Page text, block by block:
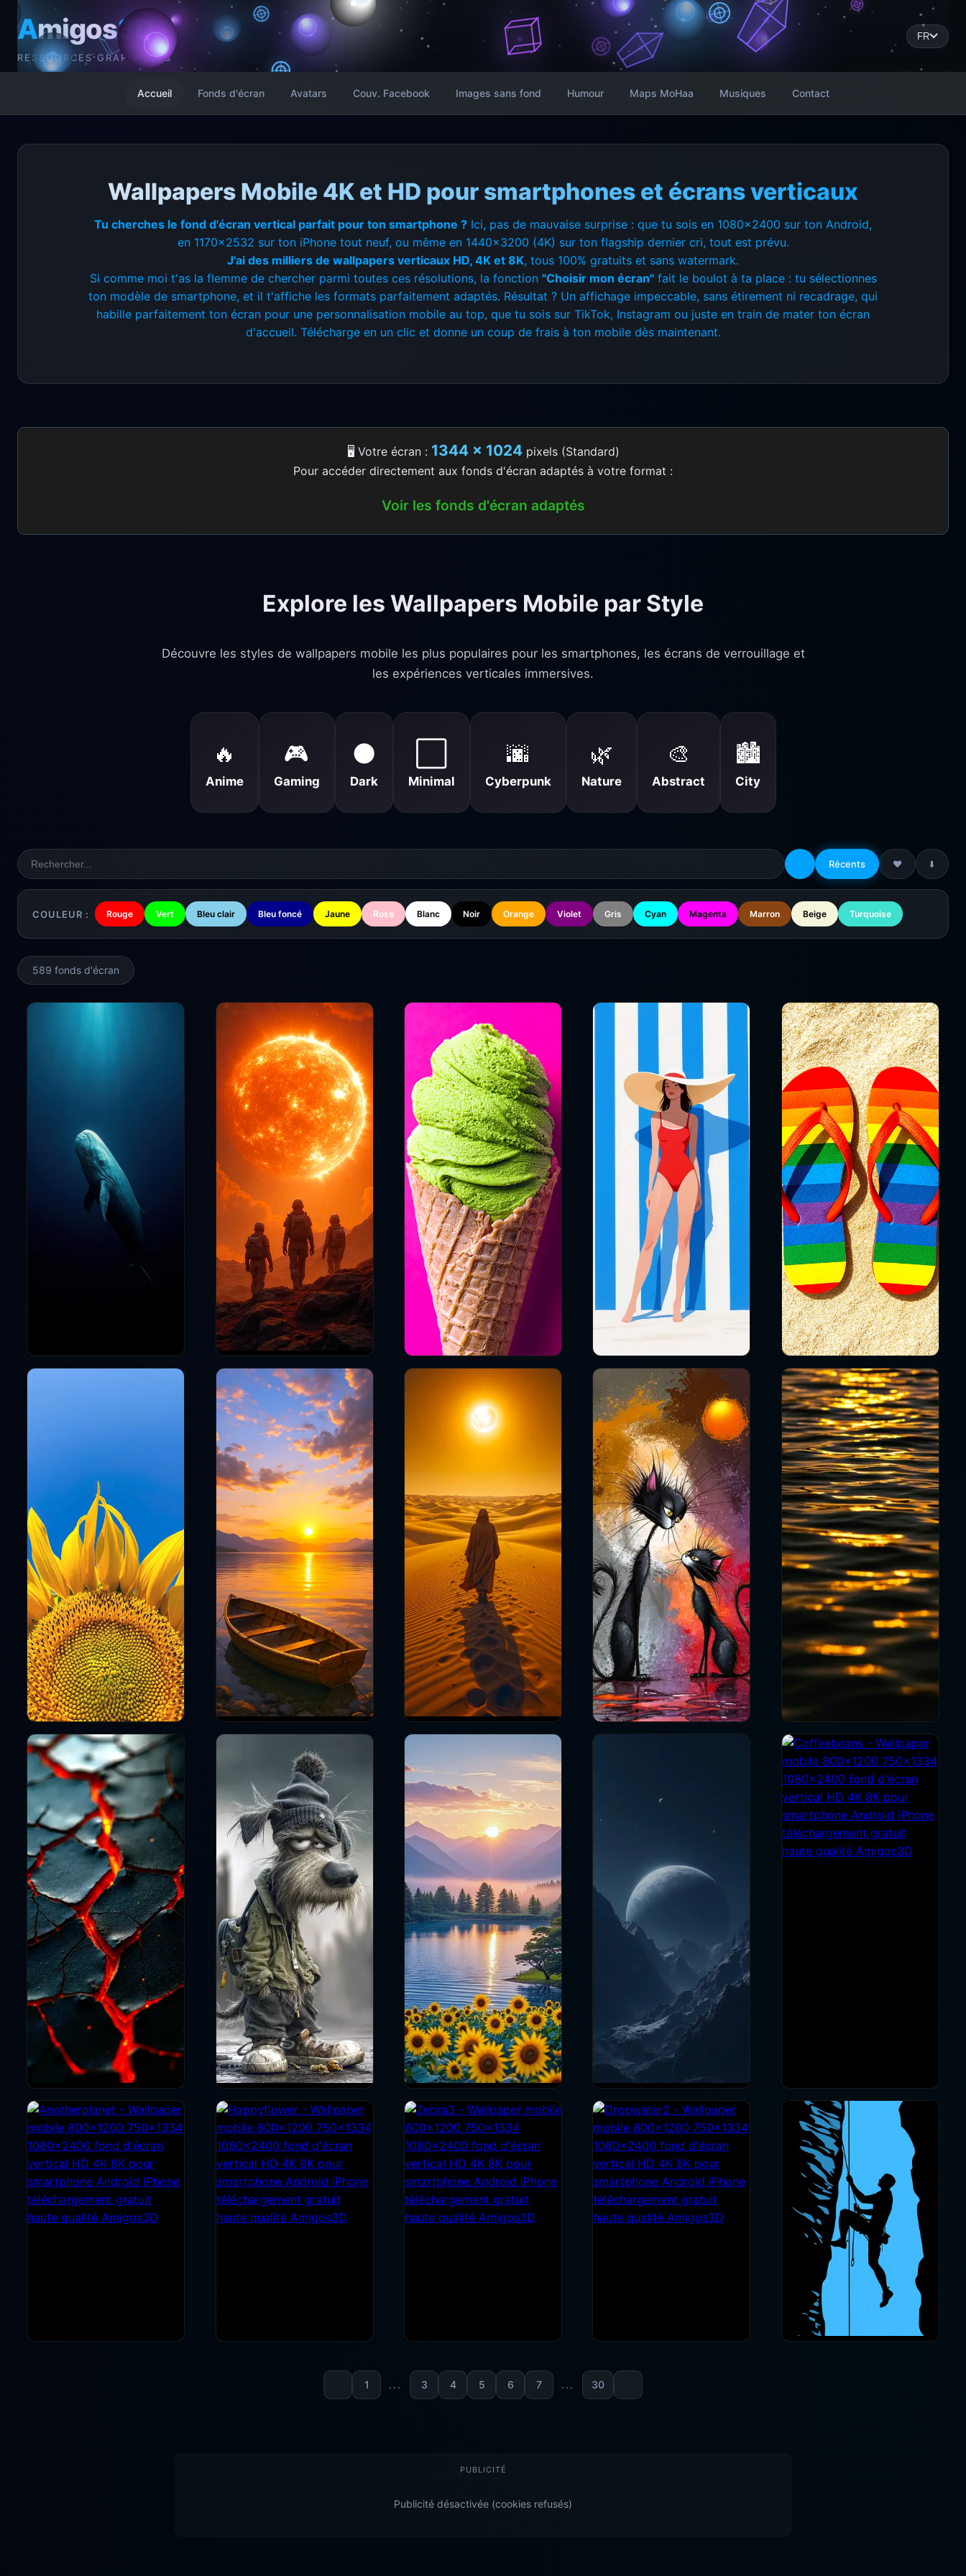
Amigos3D
RESSOURCES GRAPHIQUES
FR
Accueil Fonds d'écran Avatars Couv. Facebook Images sans fond Humour Maps MoHaa Musiques Contact
Wallpapers Mobile 4K et HD pour smartphones et écrans verticaux
Tu cherches le fond d'écran vertical parfait pour ton smartphone ? Ici, pas de mauvaise surprise : que tu sois en 1080x2400 sur ton Android,
en 1170x2532 sur ton iPhone tout neuf, ou même en 1440x3200 (4K) sur ton flagship dernier cri, tout est prévu.
J'ai des milliers de wallpapers verticaux HD, 4K et 8K, tous 100% gratuits et sans watermark.
Si comme moi t'as la flemme de chercher parmi toutes ces résolutions, la fonction "Choisir mon écran"fait le boulot à ta place : tu sélectionnes
ton modèle de smartphone, et il t'affiche les formats parfaitement adaptés. Résultat ? Un affichage impeccable, sans étirement ni recadrage, qui
habille parfaitement ton écran pour une personnalisation mobile au top, que tu sois sur TikTok, Instagram ou juste en train de mater ton écran
d'accueil. Télécharge en un clic et donne un coup de frais à ton mobile dès maintenant.
🖥️ Votre écran : 1344 × 1024pixels (Standard)
Pour accéder directement aux fonds d'écran adaptés à votre format :
Voir les fonds d'écran adaptés
Explore les Wallpapers Mobile par Style
Découvre les styles de wallpapers mobile les plus populaires pour les smartphones, les écrans de verrouillage et
les expériences verticales immersives.
🔥
Anime
🎮
Gaming
🌑
Dark Minimal
🌆
Cyberpunk
🌿
Nature
🎨
Abstract
🏙️
City
Récents ❤️ ⬇️
COULEUR : Rouge Vert Bleu clair Bleu foncé Jaune Rose Blanc Noir Orange Violet Gris Cyan Magenta Marron Beige Turquoise
589 fonds d'écran
1 ... 3 4 5 6 7 ... 30
PUBLICITÉ
Publicité désactivée (cookies refusés)